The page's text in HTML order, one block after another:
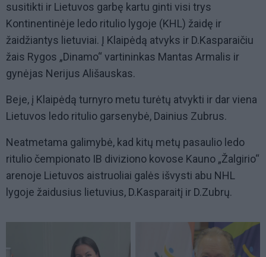
susitikti ir Lietuvos garbę kartu ginti visi trys
Kontinentinėje ledo ritulio lygoje (KHL) žaidę ir
žaidžiantys lietuviai. Į Klaipėdą atvyks ir D.Kasparaičiu
žais Rygos „Dinamo“ vartininkas Mantas Armalis ir
gynėjas Nerijus Ališauskas.
Beje, į Klaipėdą turnyro metu turėtų atvykti ir dar viena
Lietuvos ledo ritulio garsenybė, Dainius Zubrus.
Neatmetama galimybė, kad kitų metų pasaulio ledo
ritulio čempionato IB diviziono kovose Kauno „Žalgirio“
arenoje Lietuvos aistruoliai galės išvysti abu NHL
lygoje žaidusius lietuvius, D.Kasparaitį ir D.Zubrų.